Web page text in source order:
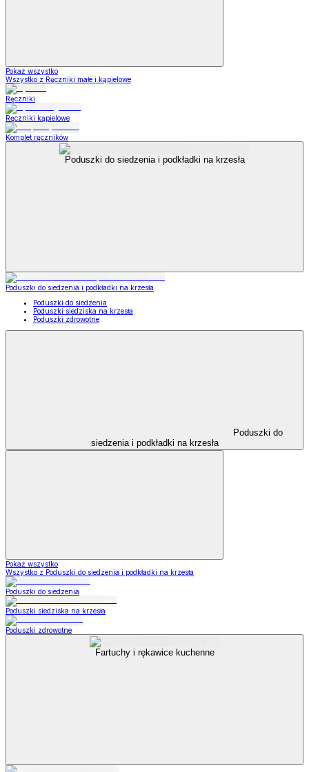
Pokaż wszystko
Wszystko z Ręczniki małe i kąpielowe
Ręczniki
Ręczniki kąpielowe
Komplet ręczników
Poduszki do siedzenia i podkładki na krzesła
Poduszki do siedzenia i podkładki na krzesła
Poduszki do siedzenia
Poduszki siedziska na krzesła
Poduszki zdrowotne
Poduszki do
siedzenia i podkładki na krzesła
Pokaż wszystko
Wszystko z Poduszki do siedzenia i podkładki na krzesła
Poduszki do siedzenia
Poduszki siedziska na krzesła
Poduszki zdrowotne
Fartuchy i rękawice kuchenne